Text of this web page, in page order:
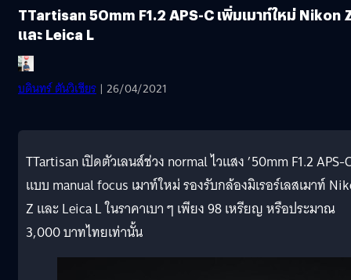
TTartisan 50mm F1.2 APS-C เพิ่มเมาท์ใหม่ Nikon
และ Leica L
บดินทร์ ตันวิเชียร | 26/04/2021
TTartisan เปิดตัวเลนส์ช่วง normal ไวแสง ’50mm F1.2 APS-
แบบ manual focus เมาท์ใหม่ รองรับกล้องมิเรอร์เลสเมาท์
Z และ Leica L ในราคาเบา ๆ เพียง 98 เหรียญ หรือประมาณ
3,000 บาทไทยเท่านั้น